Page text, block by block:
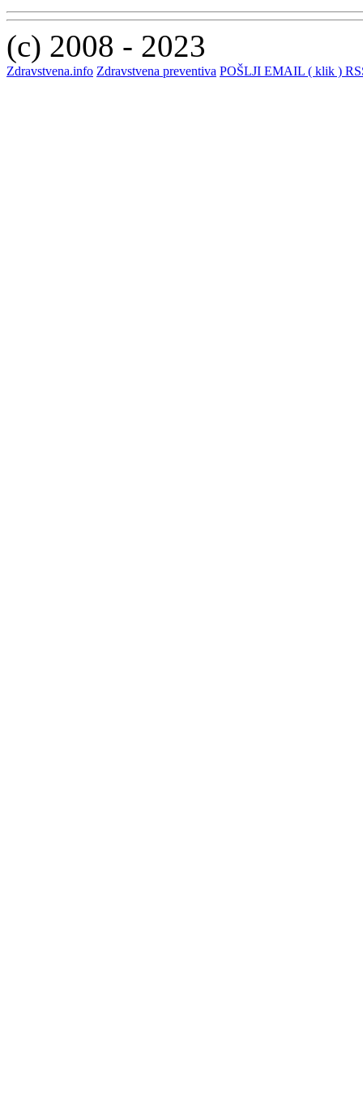
(c) 2008 - 2023
Zdravstvena.info Zdravstvena preventiva POŠLJI EMAIL ( klik )